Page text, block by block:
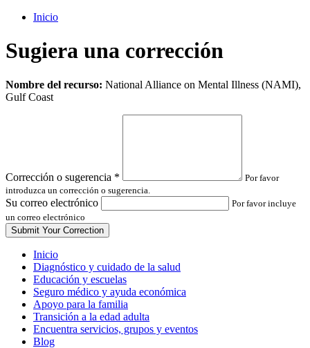
Inicio
Sugiera una corrección
Leave
this
Nombre del recurso: National Alliance on Mental Illness (NAMI),
Gulf Coast
Corrección o sugerencia *
Por favor
introduzca un corrección o sugerencia.
Su correo electrónico
Por favor incluye
un correo electrónico
Inicio
Diagnóstico y cuidado de la salud
Educación y escuelas
Seguro médico y ayuda económica
Apoyo para la familia
Transición a la edad adulta
Encuentra servicios, grupos y eventos
Blog